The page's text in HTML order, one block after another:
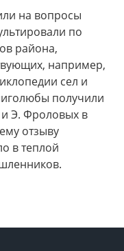
на вопросы
по
района,
например,
сел и
получили
Э. Фроловых в
отзыву
в теплой